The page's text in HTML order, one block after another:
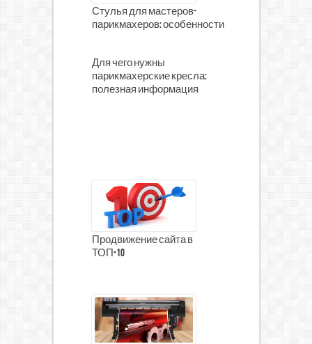
Стулья для мастеров-
парикмахеров: особенности
Для чего нужны
парикмахерские кресла:
полезная информация
Продвижение сайта в
ТОП-10